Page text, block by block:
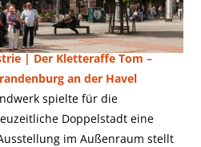
| Der Kletteraffe Tom –
an der Havel
spielte für die
Doppelstadt eine
im Außenraum stellt